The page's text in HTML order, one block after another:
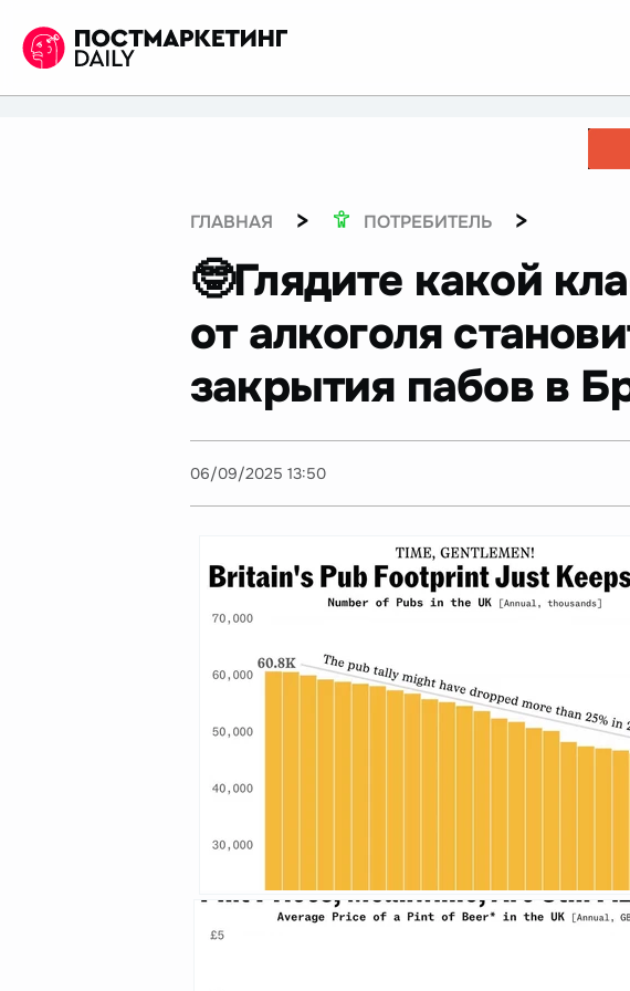
ГЛАВНАЯ > ПОТРЕБИТЕЛЬ >
🤓Глядите какой
от алкоголя
закрытия пабов в
06/09/2025 13:50